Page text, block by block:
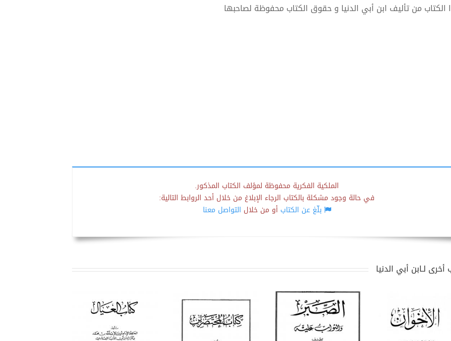
الكتاب من تأليف ابن أبي الدنيا و حقوق الكتاب محفوظة لصاحبها
الملكية الفكرية محفوظة لمؤلف الكتاب المذكور.
في حالة وجود مشكلة بالكتاب الرجاء الإبلاغ من خلال أحد الروابط التالية:
بلّغ عن الكتابأو من خلال التواصل معنا
لـابن أبي الدنيا